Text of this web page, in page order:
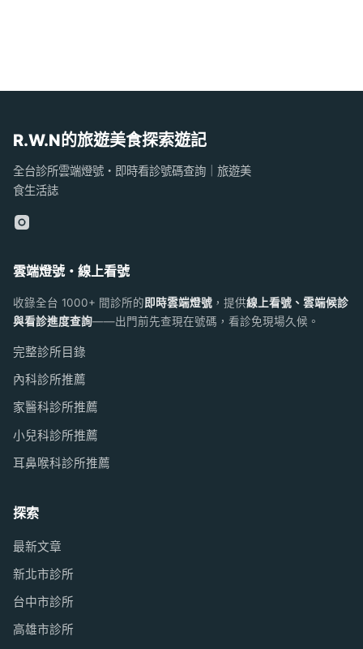
R.W.N的旅遊美食探索遊記
全台診所雲端燈號・即時看診號碼查詢｜旅遊美
食生活誌
雲端燈號・線上看號
收錄全台 1000+ 間診所的 即時雲端燈號 ，提供線上看號、雲端候診
與看診進度查詢——出門前先查現在號碼，看診免現場久候。
完整診所目錄
內科診所推薦
家醫科診所推薦
小兒科診所推薦
耳鼻喉科診所推薦
探索
最新文章
新北市診所
台中市診所
高雄市診所